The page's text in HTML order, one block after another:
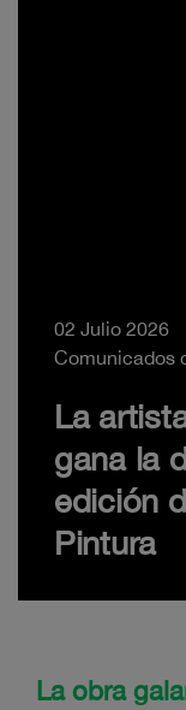
02 Julio 2026
Comunicados
La
gana la
edición
Pintura
La obra